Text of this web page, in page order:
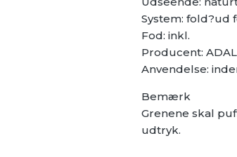
System: fold?ud
Fod: inkl.
Producent: ADAL
Anvendelse:
Bemærk
Grenene skal
udtryk.